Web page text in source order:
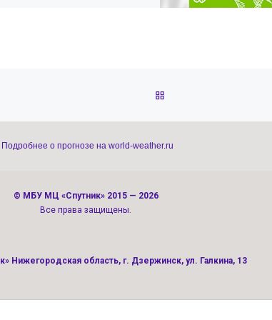
Подробнее о прогнозе на world-weather.ru
© МБУ МЦ «Спутник» 2015 — 2026
Все права защищены.
Нижегородская область, г. Дзержинск, ул. Галкина, 13